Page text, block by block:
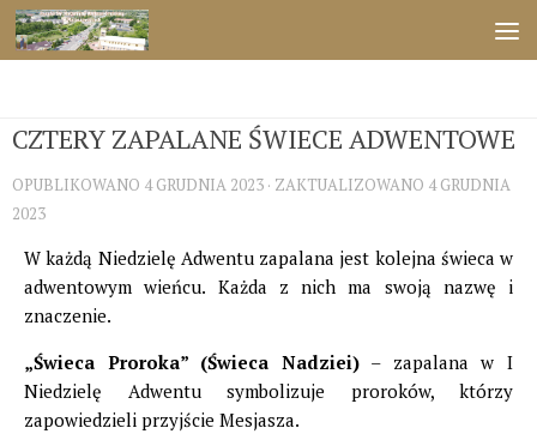
Przejdź do treści
CZTERY ZAPALANE ŚWIECE ADWENTOWE
OPUBLIKOWANO 4 GRUDNIA 2023 · ZAKTUALIZOWANO 4 GRUDNIA
2023
W każdą Niedzielę Adwentu zapalana jest kolejna świeca w
adwentowym wieńcu. Każda z nich ma swoją nazwę i
znaczenie.
„Świeca Proroka” (Świeca Nadziei)– zapalana w I
Niedzielę Adwentu symbolizuje proroków, którzy
zapowiedzieli przyjście Mesjasza.